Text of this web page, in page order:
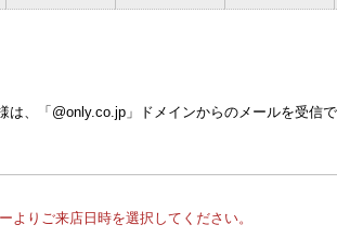
、「@only.co.jp」ドメインからのメールを受信
よりご来店日時を選択してください。